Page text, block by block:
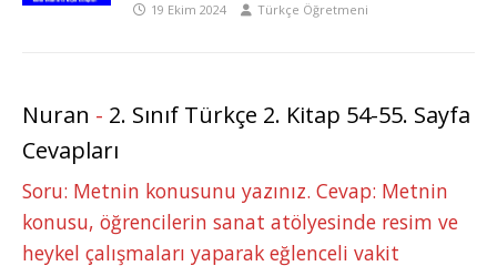
19 Ekim 2024 Türkçe Öğretmeni
Nuran - 2. Sınıf Türkçe 2. Kitap 54-55. Sayfa
Cevapları
Soru: Metnin konusunu yazınız. Cevap: Metnin
konusu, öğrencilerin sanat atölyesinde resim ve
heykel çalışmaları yaparak eğlenceli vakit